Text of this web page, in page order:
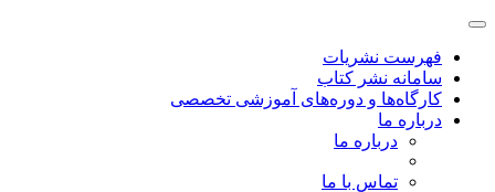
فهرست نشریات
سامانه نشر کتاب
کارگاه‌ها و دوره‌های آموزشی تخصصی
درباره ما
درباره ما
تماس با ما